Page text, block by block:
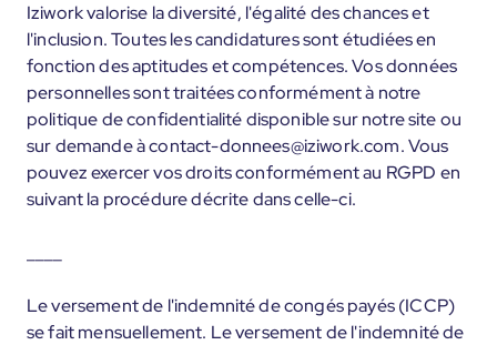
Iziwork valorise la diversité, l'égalité des chances et
l'inclusion. Toutes les candidatures sont étudiées en
fonction des aptitudes et compétences. Vos données
personnelles sont traitées conformément à notre
politique de confidentialité disponible sur notre site ou
sur demande à contact-donnees@iziwork.com. Vous
pouvez exercer vos droits conformément au RGPD en
suivant la procédure décrite dans celle-ci.
Le versement de l'indemnité de congés payés (ICCP)
se fait mensuellement. Le versement de l'indemnité de